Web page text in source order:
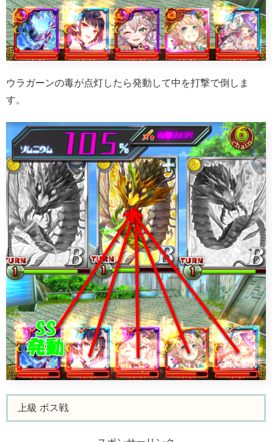
ウラガーンの毒が点灯したら発動して中を打撃で倒しま
す。
上級 ボス戦